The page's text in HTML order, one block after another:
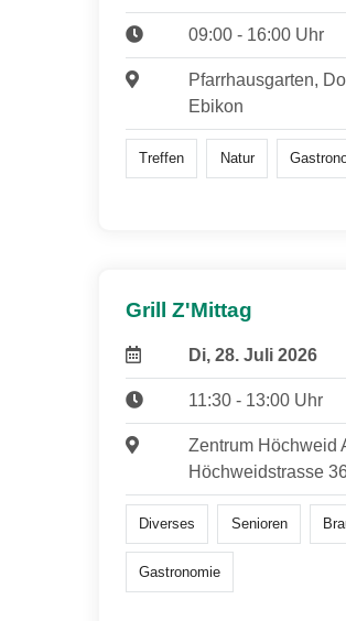
09:00 - 16:00 Uhr
Pfarrhausgarten,
Ebikon
Treffen Natur
Grill Z'Mittag
Di, 28. Juli 2026
11:30 - 13:00 Uhr
Zentrum Höchweid
Höchweidstrasse
Diverses Senioren
Gastronomie